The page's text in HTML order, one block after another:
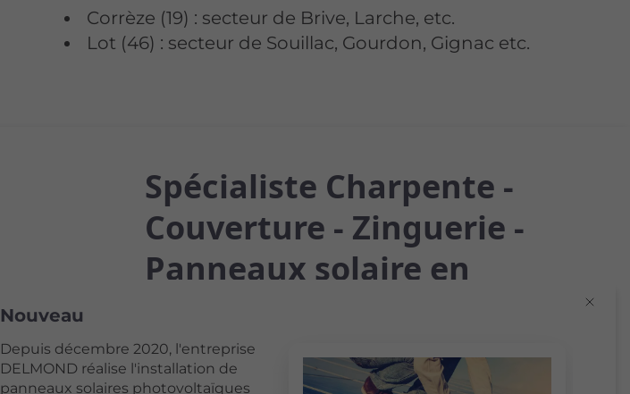
Corrèze (19) : secteur de Brive, Larche, etc.
Lot (46) : secteur de Souillac, Gourdon, Gignac etc.
Spécialiste Charpente -
Couverture - Zinguerie -
Panneaux solaire en
Confiez vos projets de construction et de rénovation à
Nouveau
Depuis décembre 2020, l'entreprise
DELMOND réalise l'installation de
panneaux solaires photovoltaïques